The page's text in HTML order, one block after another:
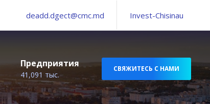
deadd.dgect@cmc.md Invest-Chisinau
Предприятия
41,091 тыс.
СВЯЖИТЕСЬ С НАМИ